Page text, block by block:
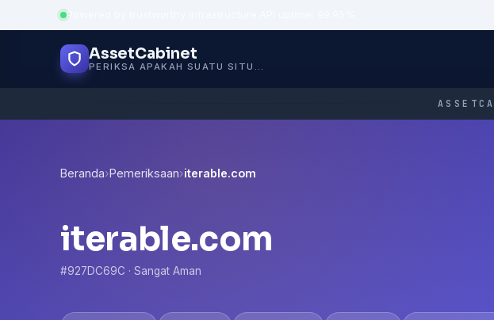
Powered by trustworthy infrastructure
AssetCabinet
PERIKSA APAKAH SUATU SITUS AMAN
Beranda›Pemeriksaan›iterable.com
iterable.com
#927DC69C · Sangat Aman